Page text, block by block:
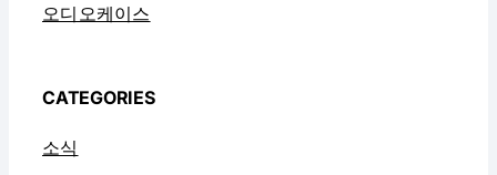
오디오케이스
CATEGORIES
소식